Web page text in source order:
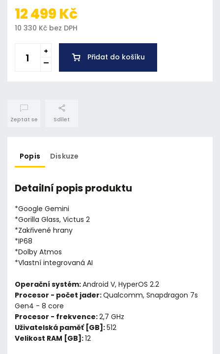
12 499 Kč
10 330 Kč bez DPH
Přidat do košíku
Zeptat se Sdílet
Popis Diskuze
Detailní popis produktu
*Google Gemini
*Gorilla Glass, Victus 2
*Zakřivené hrany
*IP68
*Dolby Atmos
*Vlastní integrovaná AI
Operační systém:Android V, HyperOS 2.2
Procesor - počet jader:Qualcomm, Snapdragon 7s
Gen4 - 8 core
Procesor - frekvence:2,7 GHz
Uživatelská paměť [GB]:512
Velikost RAM [GB]:12